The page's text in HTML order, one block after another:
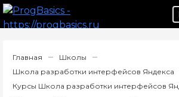
Главная
Школы
Школа разработки интерфейсов Яндекса
Курсы Школа разработки интерфейсов